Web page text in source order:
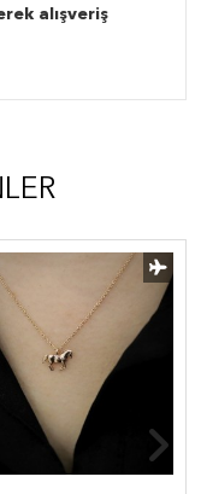
alışveriş